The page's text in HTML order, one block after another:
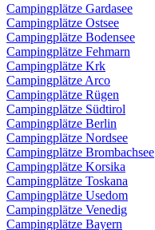
Campingplätze Gardasee
Campingplätze Ostsee
Campingplätze Bodensee
Campingplätze Fehmarn
Campingplätze Krk
Campingplätze Arco
Campingplätze Rügen
Campingplätze Südtirol
Campingplätze Berlin
Campingplätze Nordsee
Campingplätze Brombachsee
Campingplätze Korsika
Campingplätze Toskana
Campingplätze Usedom
Campingplätze Venedig
Campingplätze Bayern